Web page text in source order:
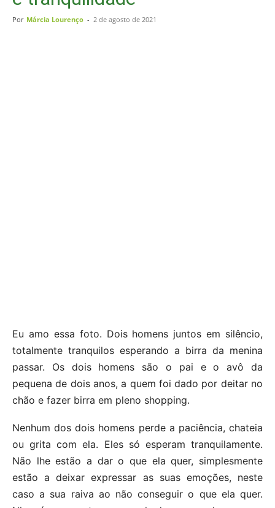
Por Márcia Lourenço - 2 de agosto de 2021
Eu amo essa foto. Dois homens juntos em silêncio,
totalmente tranquilos esperando a birra da menina
passar. Os dois homens são o pai e o avô da
pequena de dois anos, a quem foi dado por deitar no
chão e fazer birra em pleno shopping.
Nenhum dos dois homens perde a paciência, chateia
ou grita com ela. Eles só esperam tranquilamente.
Não lhe estão a dar o que ela quer, simplesmente
estão a deixar expressar as suas emoções, neste
caso a sua raiva ao não conseguir o que ela quer.